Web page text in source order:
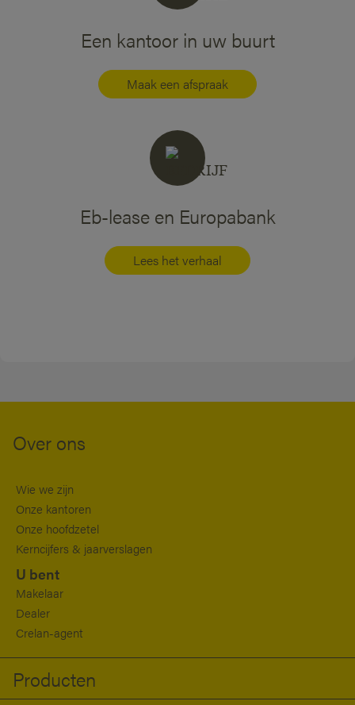
Een kantoor in uw buurt
Maak een afspraak
Eb-lease en Europabank
Lees het verhaal
Over ons
Wie we zijn
Onze kantoren
Onze hoofdzetel
Kerncijfers & jaarverslagen
U bent
Makelaar
Dealer
Crelan-agent
Producten